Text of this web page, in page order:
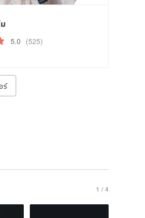
5.0 (525)
ร์
1 / 4